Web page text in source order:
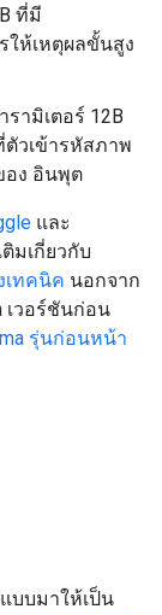
ที่มี
ให้เหตุผลขั้นสูง
ามิเตอร์ 12B
วเข้ารหัสภาพ
อง อินพุต
และ
มเกี่ยวกับ
เทคนิค นอกจาก
เวอร์ชันก่อน
รุ่นก่อนหน้า
บบมาให้เป็น